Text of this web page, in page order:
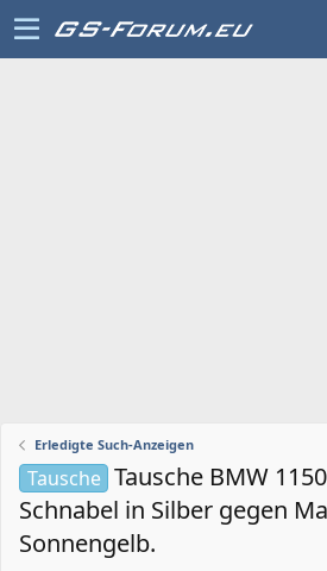
Erledigte Such-Anzeigen
Tausche Tausche BMW
Schnabel in Silber gegen
Sonnengelb.